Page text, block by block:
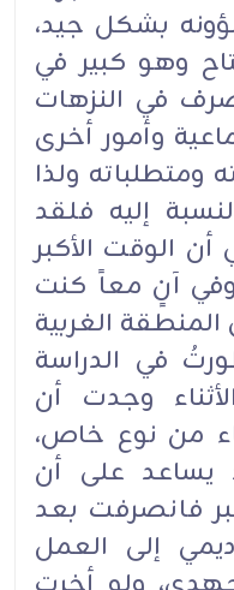
بشكل جيد،
وهو كبير في
في النزهات
وأمور أخرى
ومتطلباته ولذا
إليه فلقد
الوقت الأكبر
وفي آنٍ معاً كنت
الغربية
في الدراسة
وجدت أن
من نوع خاص،
يساعد على أن
فانصرفت بعد
إلى العمل